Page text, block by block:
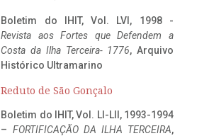
Boletim do IHIT, Vol. LVI, 1998 -
Revista aos Fortes que Defendem a
Costa da Ilha Terceira- 1776, Arquivo
Histórico Ultramarino
Reduto de São Gonçalo
Boletim do IHIT, Vol. LI-LII, 1993-1994
– FORTIFICAÇÃO DA ILHA TERCEIRA,